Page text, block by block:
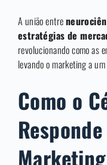
A união entre
estratégias de
revolucionando como as
levando o marketing a
Como o
Marketing